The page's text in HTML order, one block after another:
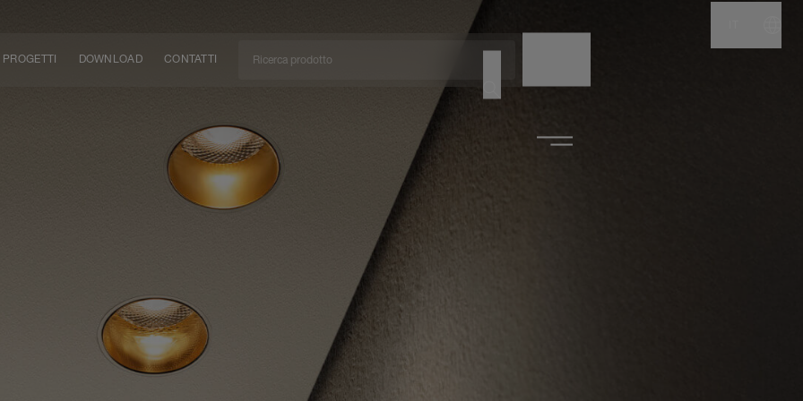
PROGETTI DOWNLOAD CONTATTI
NOME